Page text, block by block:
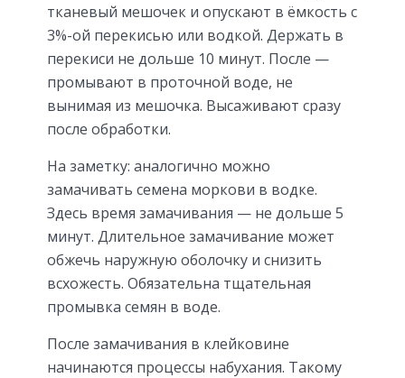
тканевый мешочек и опускают в ёмкость с
3%-ой перекисью или водкой. Держать в
перекиси не дольше 10 минут. После —
промывают в проточной воде, не
вынимая из мешочка. Высаживают сразу
после обработки.
На заметку: аналогично можно
замачивать семена моркови в водке.
Здесь время замачивания — не дольше 5
минут. Длительное замачивание может
обжечь наружную оболочку и снизить
всхожесть. Обязательна тщательная
промывка семян в воде.
После замачивания в клейковине
начинаются процессы набухания. Такому